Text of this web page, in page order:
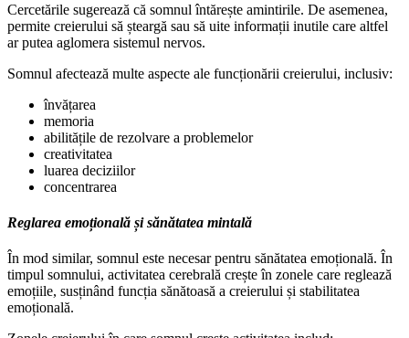
Cercetările sugerează că somnul întărește amintirile. De asemenea,
permite creierului să șteargă sau să uite informații inutile care altfel
ar putea aglomera sistemul nervos.
Somnul afectează multe aspecte ale funcționării creierului, inclusiv:
învățarea
memoria
abilitățile de rezolvare a problemelor
creativitatea
luarea deciziilor
concentrarea
Reglarea emoțională și sănătatea mintală
În mod similar, somnul este necesar pentru sănătatea emoțională. În
timpul somnului, activitatea cerebrală crește în zonele care reglează
emoțiile, susținând funcția sănătoasă a creierului și stabilitatea
emoțională.